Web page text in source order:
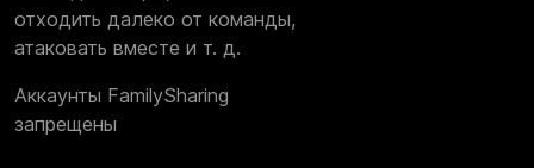
отходить далеко от команды,
атаковать вместе и т. д.
Аккаунты FamilySharing
запрещены